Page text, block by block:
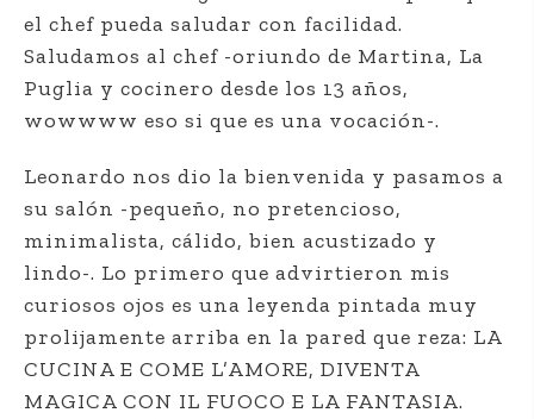
el chef pueda saludar con facilidad.
Saludamos al chef -oriundo de Martina, La
Puglia y cocinero desde los 13 años,
wowwww eso si que es una vocación-.
Leonardo nos dio la bienvenida y pasamos a
su salón -pequeño, no pretencioso,
minimalista, cálido, bien acustizado y
lindo-. Lo primero que advirtieron mis
curiosos ojos es una leyenda pintada muy
prolijamente arriba en la pared que reza: LA
CUCINA E COME L’AMORE, DIVENTA
MAGICA CON IL FUOCO E LA FANTASIA.